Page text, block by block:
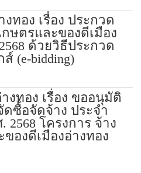
ทอง เรื่อง ประกวด
ษตรและของดีเมือง
ด้วยวิธีประกวด
(e-bidding)
งทอง เรื่อง ขออนุมัติ
ซื้อจัดจ้าง ประจำ
โครงการ จ้าง
องดีเมืองอ่างทอง